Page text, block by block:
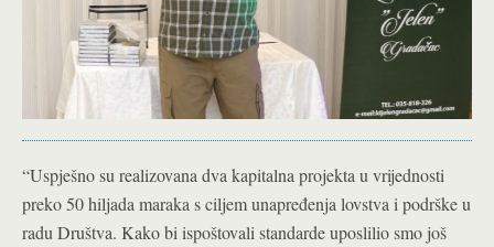
“Uspješno su realizovana dva kapitalna projekta u vrijednosti
preko 50 hiljada maraka s ciljem unapređenja lovstva i podrške u
radu Društva. Kako bi ispoštovali standarde uposlilio smo još